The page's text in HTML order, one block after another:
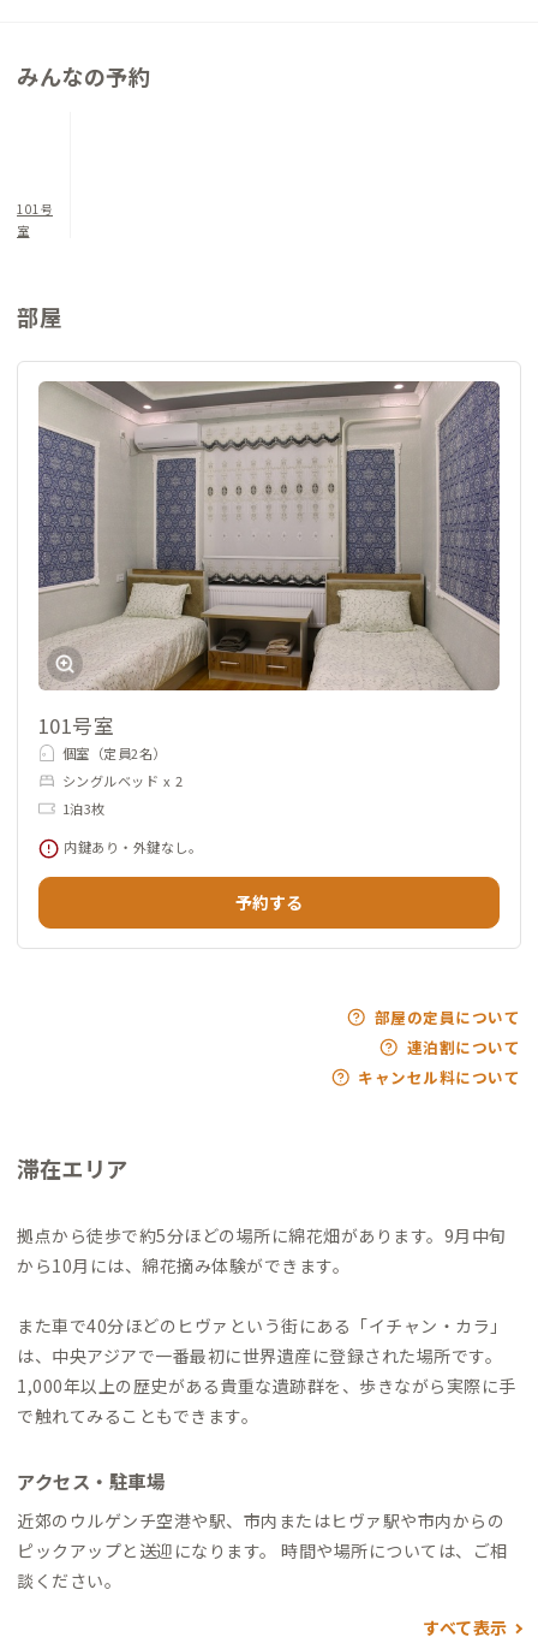
みんなの予約
101号
室
部屋
101号室
個室（定員2名）
シングルベッド x 2
1泊3枚
内鍵あり・外鍵なし。
予約する
部屋の定員について
連泊割について
キャンセル料について
滞在エリア
拠点から徒歩で約5分ほどの場所に綿花畑があります。9月中旬
から10月には、綿花摘み体験ができます。
また車で40分ほどのヒヴァという街にある「イチャン・カラ」
は、中央アジアで一番最初に世界遺産に登録された場所です。
1,000年以上の歴史がある貴重な遺跡群を、歩きながら実際に手
で触れてみることもできます。
アクセス・駐車場
近郊のウルゲンチ空港や駅、市内またはヒヴァ駅や市内からの
ピックアップと送迎になります。 時間や場所については、ご相
談ください。
すべて表示